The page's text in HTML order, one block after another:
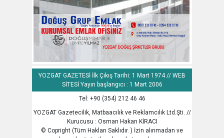
YOZGAT GAZETESİ İlk Çıkış Tarihi: 1 Mart 1974 // WEB
SİTESİ Yayın başlangıcı : 1 Mart 2006
Tel: +90 (354) 212 46 46
YOZGAT Gazetecilik, Matbaacılık ve Reklamcılık Ltd.Şti. //
Kurucusu : Osman Hakan KİRACI
© Copright (Tüm Hakları Saklıdır. ) İzin alınmadan ve